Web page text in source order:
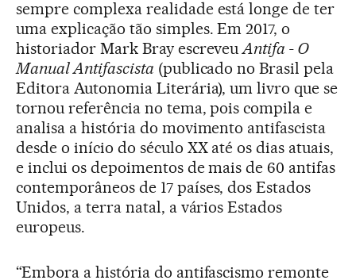
sempre complexa realidade está longe de ter
uma explicação tão simples. Em 2017, o
historiador Mark Bray escreveuAntifa - O
Manual Antifascista (publicado no Brasil pela
Editora Autonomia Literária), um livro que se
tornou referência no tema, pois compila e
analisa a história do movimento antifascista
desde o início do século XX até os dias atuais,
e inclui os depoimentos de mais de 60 antifas
contemporâneos de 17 países, dos Estados
Unidos, a terra natal, a vários Estados
europeus.
“Embora a história do antifascismo remonte